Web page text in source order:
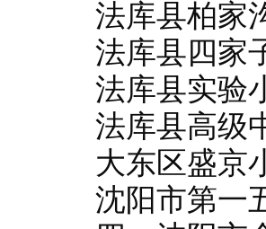
法库县柏家
法库县四家
法库县实验
法库县高级
大东区盛京
沈阳市第一